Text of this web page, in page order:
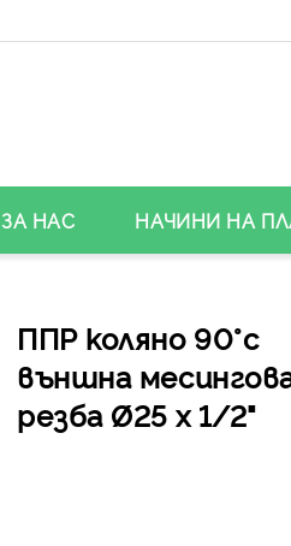
ЗА НАС НАЧИНИ НА
ППР коляно 90°с
външна
резба Ø25 х 1/2"